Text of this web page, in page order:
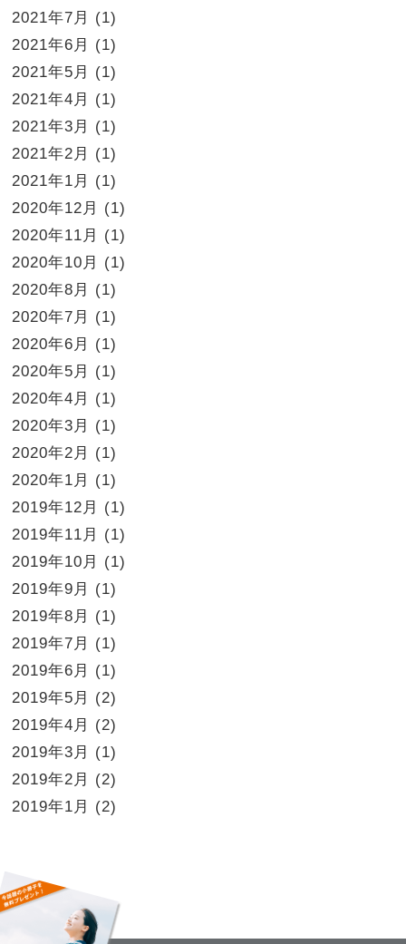
2021年7月
(1)
2021年6月
(1)
2021年5月
(1)
2021年4月
(1)
2021年3月
(1)
2021年2月
(1)
2021年1月
(1)
2020年12月
(1)
2020年11月
(1)
2020年10月
(1)
2020年8月
(1)
2020年7月
(1)
2020年6月
(1)
2020年5月
(1)
2020年4月
(1)
2020年3月
(1)
2020年2月
(1)
2020年1月
(1)
2019年12月
(1)
2019年11月
(1)
2019年10月
(1)
2019年9月
(1)
2019年8月
(1)
2019年7月
(1)
2019年6月
(1)
2019年5月
(2)
2019年4月
(2)
2019年3月
(1)
2019年2月
(2)
2019年1月
(2)